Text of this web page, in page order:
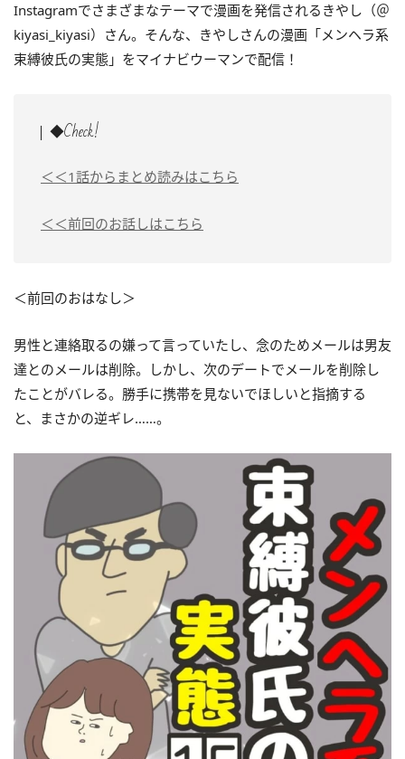
Instagramでさまざまなテーマで漫画を発信されるきやし（＠
kiyasi_kiyasi）さん。そんな、きやしさんの漫画「メンヘラ系
束縛彼氏の実態」をマイナビウーマンで配信！
◆Check!
＜＜1話からまとめ読みはこちら
＜＜前回のお話しはこちら
＜前回のおはなし＞
男性と連絡取るの嫌って言っていたし、念のためメールは男友
達とのメールは削除。しかし、次のデートでメールを削除し
たことがバレる。勝手に携帯を見ないでほしいと指摘する
と、まさかの逆ギレ……。